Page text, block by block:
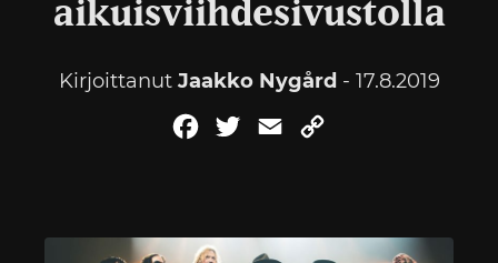
aikuisviihdesivustolla
Kirjoittanut Jaakko Nygård - 17.8.2019
FacebookTwitterEmail